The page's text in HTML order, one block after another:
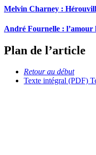
Melvin Charney : H
André Fournelle : l’amour
Plan de l’article
Retour au début
Texte intégral (PDF)